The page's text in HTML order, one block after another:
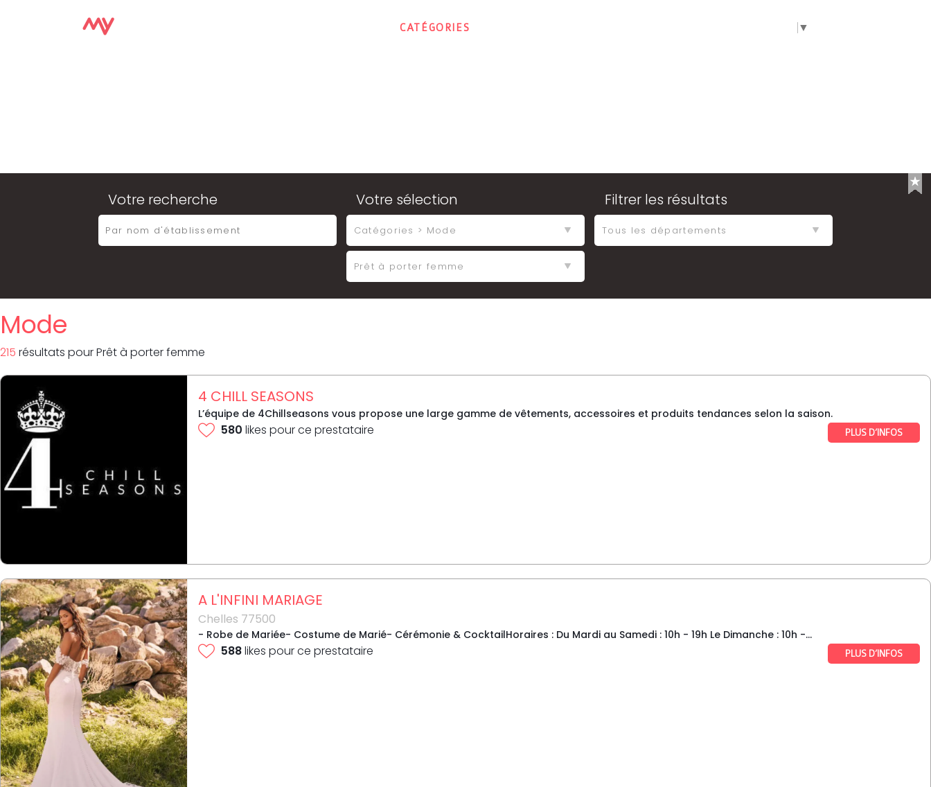
CATÉGORIES ▼
Votre recherche Votre sélection Filtrer les résultats
Mode
215 résultats pourPrêt à porter femme
4 CHILL SEASONS
L’équipe de 4Chillseasons vous propose une large gamme de vêtements, accessoires et produits tendances selon la saison.
580 likes pour ce prestataire PLUS D’INFOS
A L'INFINI MARIAGE
Chelles 77500
- Robe de Mariée- Costume de Marié- Cérémonie & CocktailHoraires : Du Mardi au Samedi : 10h - 19h Le Dimanche : 10h -...
588likes pour ce prestataire PLUS D’INFOS